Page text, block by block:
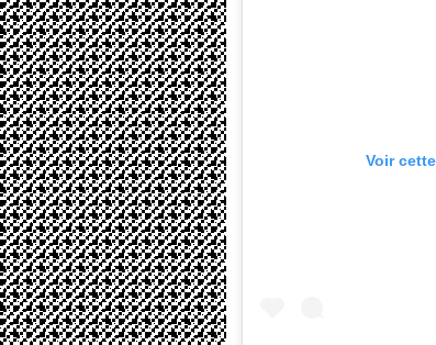
Voir